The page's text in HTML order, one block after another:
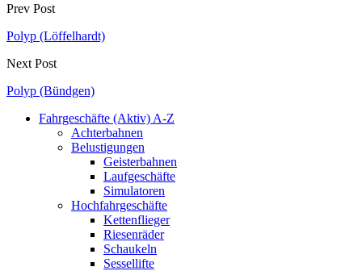
Prev Post
Polyp (Löffelhardt)
Next Post
Polyp (Bündgen)
Fahrgeschäfte (Aktiv) A-Z
Achterbahnen
Belustigungen
Geisterbahnen
Laufgeschäfte
Simulatoren
Hochfahrgeschäfte
Kettenflieger
Riesenräder
Schaukeln
Sessellifte